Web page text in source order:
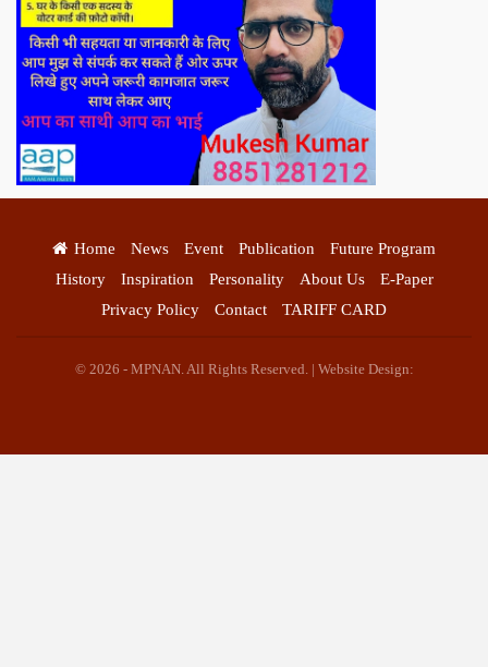
Home News Event Publication
Future Program
History
Inspiration Personality About Us
E-Paper
Privacy Policy
Contact TARIFF CARD
© 2026 - MPNAN. All Rights Reserved. | Website Design: